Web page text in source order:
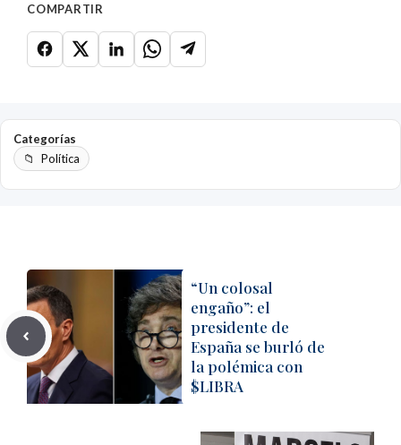
COMPARTIR
Categorías
Política
“Un colosal
engaño”: el
presidente de
España se burló de
la polémica con
$LIBRA